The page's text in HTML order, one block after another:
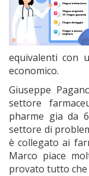
equivalenti con
economico.
Giuseppe
settore
pharme gia da
settore di
è collegato ai
Marco piace
provato tutto che